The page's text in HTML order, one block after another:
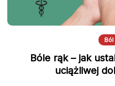
Ból
Bóle rąk – jak
uciążliwej